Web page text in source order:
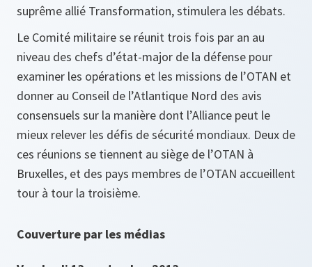
suprême allié Transformation, stimulera les débats.
Le Comité militaire se réunit trois fois par an au
niveau des chefs d’état-major de la défense pour
examiner les opérations et les missions de l’OTAN et
donner au Conseil de l’Atlantique Nord des avis
consensuels sur la manière dont l’Alliance peut le
mieux relever les défis de sécurité mondiaux. Deux de
ces réunions se tiennent au siège de l’OTAN à
Bruxelles, et des pays membres de l’OTAN accueillent
tour à tour la troisième.
Couverture par les médias